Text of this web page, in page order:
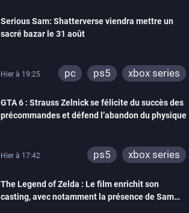
xbox one
switch 2
Serious Sam: Shatterverse viendra mettre un
sacré bazar le 31 août
Hier à 19:25 pc ps5 xbox series
GTA 6 : Strauss Zelnick se félicite du succès des
précommandes et défend l’abandon du physique
Hier à 17:42 ps5 xbox series
The Legend of Zelda : Le film enrichit son
casting, avec notamment la présence de Sam